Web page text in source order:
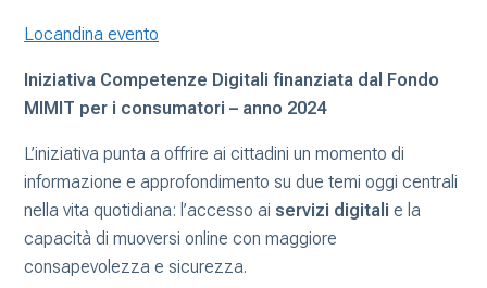
Locandina evento
Iniziativa Competenze Digitali finanziata dal Fondo
MIMIT per i consumatori – anno 2024
L’iniziativa punta a offrire ai cittadini un momento di
informazione e approfondimento su due temi oggi centrali
nella vita quotidiana: l’accesso ai servizi digitali e la
capacità di muoversi online con maggiore
consapevolezza e sicurezza.